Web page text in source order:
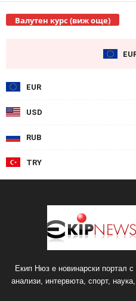
Валутен курс (виж още)
EUR
USD
RUB
TRY
Екип Нюз е новинарски портал
анализи, интервюта, спорт,